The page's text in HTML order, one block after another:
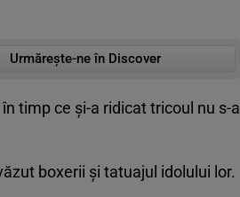
Urmărește-ne în Discover
timp ce şi-a ridicat tricoul nu s-a
boxerii şi tatuajul idolului lor.